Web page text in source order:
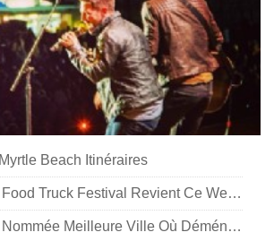
Beach Itinéraires
Myrtle Beach Food Truck Festival Revient Ce Week-End
Myrtle Beach Nommée Meilleure Ville Où Déménager En 2019